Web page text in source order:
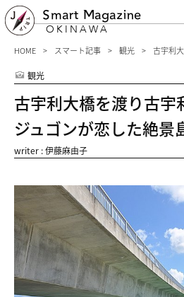
Smart Magazine
OKINAWA
HOME スマート記事 観光 古宇利
観光
古宇利大橋を渡り古宇
ジュゴンが恋した絶景
writer : 伊藤麻由子